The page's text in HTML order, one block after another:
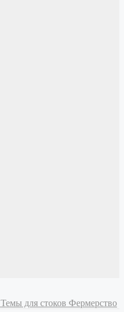
Темы для стоков Фермерство